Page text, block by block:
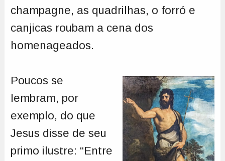
champagne, as quadrilhas, o forró e
canjicas roubam a cena dos
homenageados.
Poucos se
lembram, por
exemplo, do que
Jesus disse de seu
primo ilustre: “Entre